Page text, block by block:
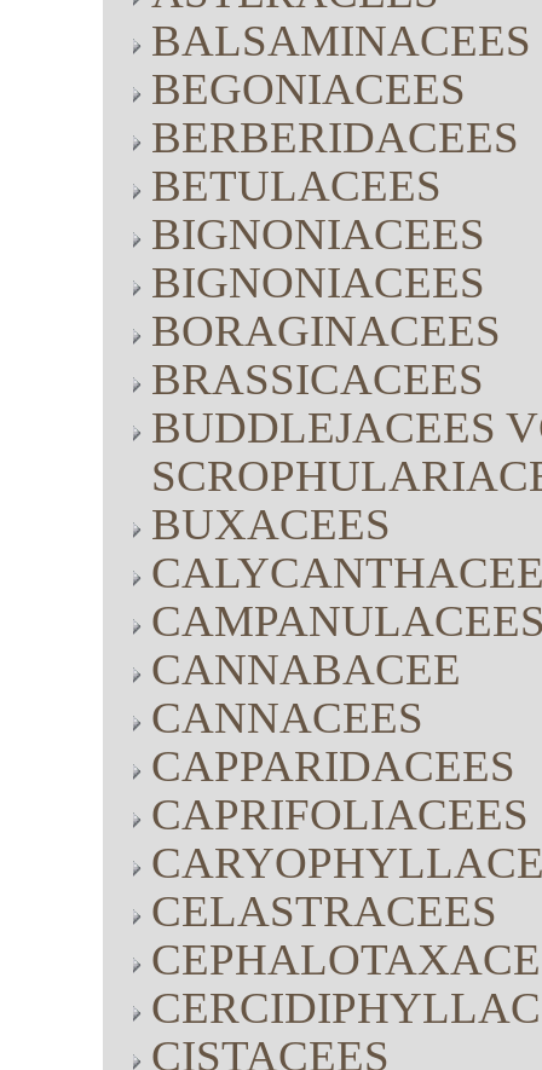
BALSAMINACEES
BEGONIACEES
BERBERIDACEES
BETULACEES
BIGNONIACEES
BIGNONIACEES
BORAGINACEES
BRASSICACEES
BUDDLEJACEES
BUXACEES
CANNABACEE
CANNACEES
CAPPARIDACEES
CAPRIFOLIACEES
CELASTRACEES
CISTACEES